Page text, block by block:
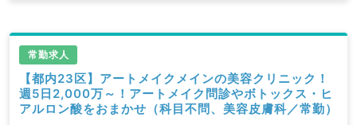
常勤求人
【都内23区】アートメイクメインの美容クリニック！
週5日2,000万～！アートメイク問診やボトックス・ヒ
アルロン酸をおまかせ（科目不問、美容皮膚科／常勤）